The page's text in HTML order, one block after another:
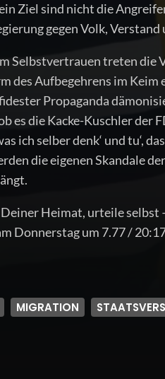
Ziel sind nicht die
gegen Volk,
Selbstvertrauen treten die
des Aufbegehrens im
Propaganda
es die Kacke-Kuschler der
ich selber denk‘ und tu‘,
die eigenen Skandale
Heimat, urteile selbst
Donnerstag um 7.77 /
MIGRATION